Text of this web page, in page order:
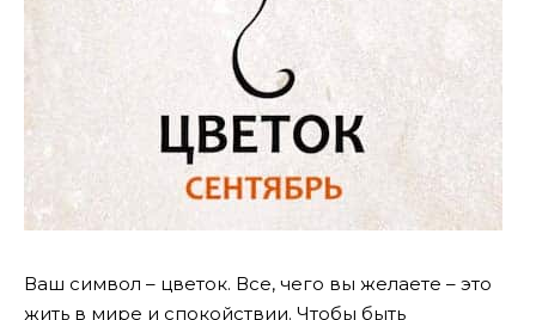
Ваш символ – цветок. Все, чего вы желаете – это
жить в мире и спокойствии. Чтобы быть